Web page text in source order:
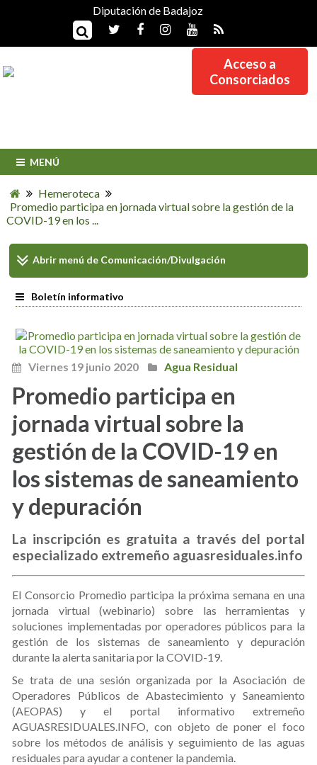
Diputación de Badajoz
Acceso a
Consorciados
MENÚ
Hemeroteca
Promedio participa en jornada virtual sobre la gestión de la
COVID-19 en los ...
Viernes 19 junio 2020 Agua Residual
Promedio participa en
jornada virtual sobre la
gestión de la COVID-19 en
los sistemas de saneamiento
y depuración
La inscripción es gratuita a través del portal
especializado extremeño aguasresiduales.info
El Consorcio Promedio participa la próxima semana en una
jornada virtual (webinario) sobre las herramientas y
soluciones implementadas por operadores públicos para la
gestión de los sistemas de saneamiento y depuración
durante la alerta sanitaria por la COVID-19.
Se trata de una sesión organizada por la Asociación de
Operadores Públicos de Abastecimiento y Saneamiento
(AEOPAS) y el portal informativo extremeño
AGUASRESIDUALES.INFO, con objeto de poner el foco
sobre los métodos de análisis y seguimiento de las aguas
residuales para ayudar a contener la pandemia.
Abrir menú de Comunicación/Divulgación
Boletín informativo